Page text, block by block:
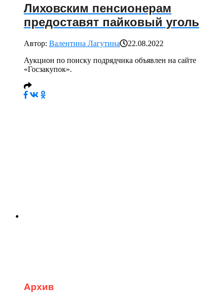
Лиховским пенсионерам
предоставят пайковый уголь
Автор: Валентина Лагутина
22.08.2022
Аукцион по поиску подрядчика объявлен на сайте
«Госзакупок».
Архив